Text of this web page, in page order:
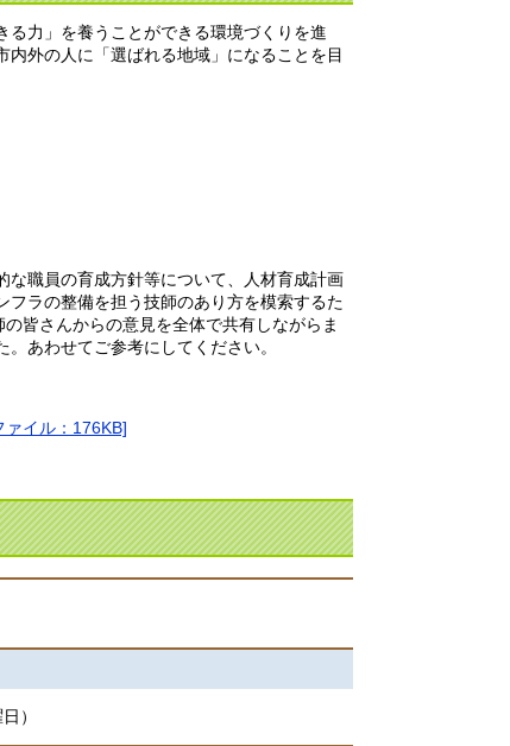
力」を養うことができる環境づくりを進
外の人に「選ばれる地域」になることを目
職員の育成方針等について、人材育成計画
ラの整備を担う技師のあり方を模索するた
皆さんからの意見を全体で共有しながらま
あわせてご参考にしてください。
イル：176KB]
）